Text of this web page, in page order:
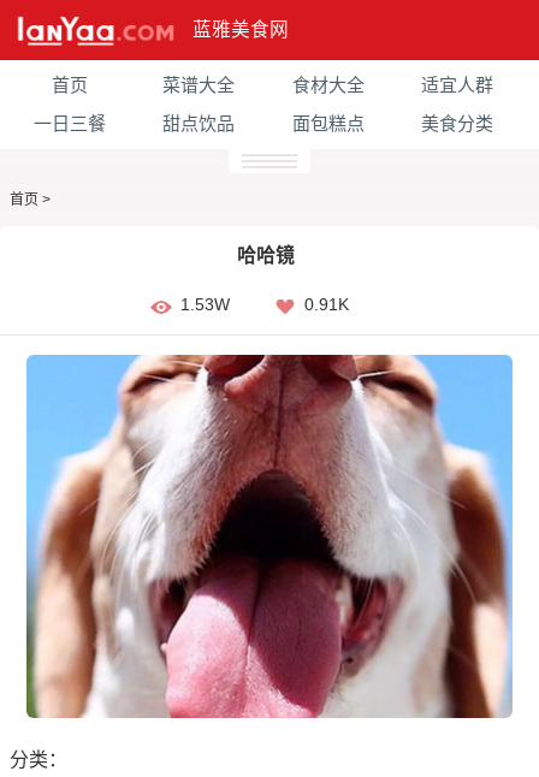
蓝雅美食网
首页 菜谱大全 食材大全
适宜人群
一日三餐
甜点饮品 面包糕点 美食分类
首页 >
哈哈镜
1.53W 0.91K
分类：